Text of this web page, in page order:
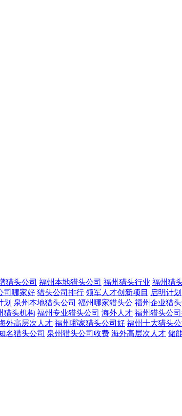
猎头公司 福州本地猎头公司 福州猎头行业 福州猎
司哪家好 猎头公司排行 领军人才创新项目 启明计划
划 泉州本地猎头公司 福州哪家猎头公 福州企业猎
猎头机构 福州专业猎头公司 海外人才 福州猎头公
外高层次人才 福州哪家猎头公司好 福州十大猎头公
名猎头公司 泉州猎头公司收费 海外高层次人才 储